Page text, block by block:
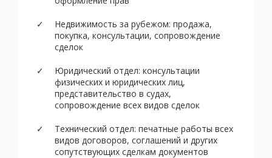
Недвижимость за рубежом: продажа,
покупка, консультации, сопровождение
сделок
Юридический отдел: консультации
физических и юридических лиц,
представительство в судах,
сопровождение всех видов сделок
Технический отдел: печатные работы всех
видов договоров, соглашений и других
сопутствующих сделкам документов